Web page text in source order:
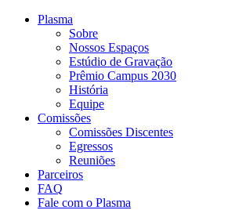
Conteúdo principal
Plasma
Sobre
Nossos Espaços
Estúdio de Gravação
Prêmio Campus 2030
História
Equipe
Comissões
Comissões Discentes
Egressos
Reuniões
Parceiros
FAQ
Fale com o Plasma